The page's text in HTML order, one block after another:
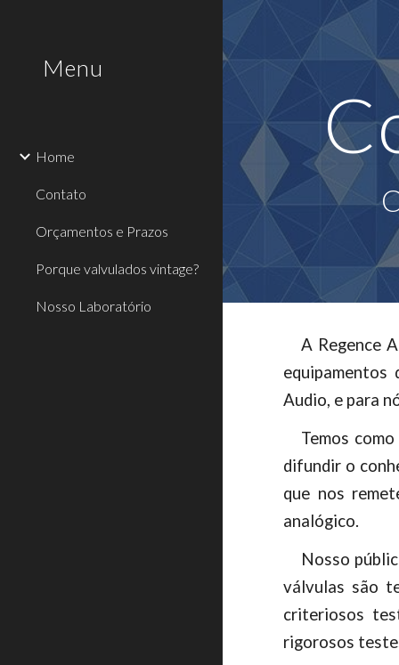
Menu
Home
Contato
Orçamentos e Prazos
Porque valvulados vintage?
Nosso Laboratório
A Regence
equipamentos
Audio, e para
Temos
difundir o
que nos
analógico.
Nosso
válvulas são
criteriosos
rigorosos